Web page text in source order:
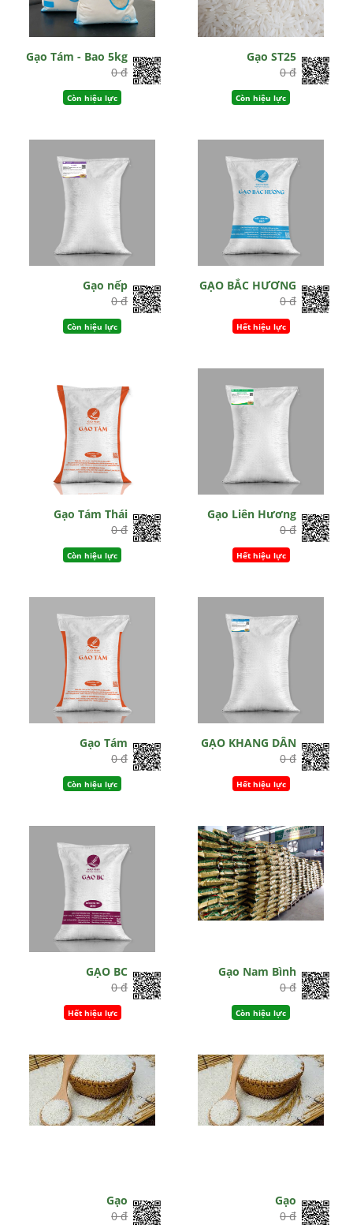
Gạo Tám - Bao 5kg
0 đ
Còn hiệu lực
Gạo ST25
0 đ
Còn hiệu lực
Gạo nếp
0 đ
Còn hiệu lực
GẠO BẮC HƯƠNG
0 đ
Hết hiệu lực
Gạo Tám Thái
0 đ
Còn hiệu lực
Gạo Liên Hương
0 đ
Hết hiệu lực
Gạo Tám
0 đ
Còn hiệu lực
GẠO KHANG DÂN
0 đ
Hết hiệu lực
GẠO BC
0 đ
Hết hiệu lực
Gạo Nam Bình
0 đ
Còn hiệu lực
Gạo
0 đ
Gạo
0 đ